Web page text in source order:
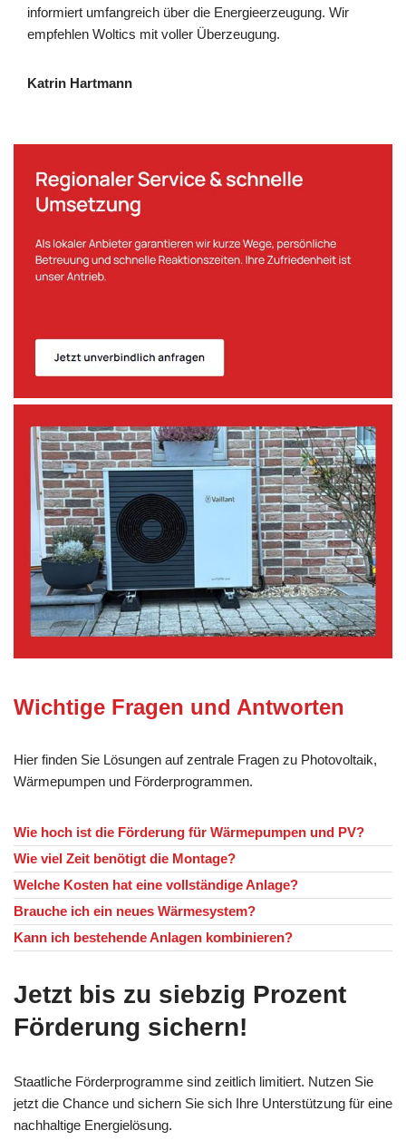
informiert umfangreich über die Energieerzeugung. Wir
empfehlen Woltics mit voller Überzeugung.
Katrin Hartmann
Wichtige Fragen und Antworten
Hier finden Sie Lösungen auf zentrale Fragen zu Photovoltaik,
Wärmepumpen und Förderprogrammen.
Wie hoch ist die Förderung für Wärmepumpen und PV?
Wie viel Zeit benötigt die Montage?
Welche Kosten hat eine vollständige Anlage?
Brauche ich ein neues Wärmesystem?
Kann ich bestehende Anlagen kombinieren?
Jetzt bis zu siebzig Prozent
Förderung sichern!
Staatliche Förderprogramme sind zeitlich limitiert. Nutzen Sie
jetzt die Chance und sichern Sie sich Ihre Unterstützung für eine
nachhaltige Energielösung.